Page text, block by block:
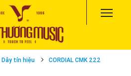
Dây tín hiệu CORDIAL CMK 222